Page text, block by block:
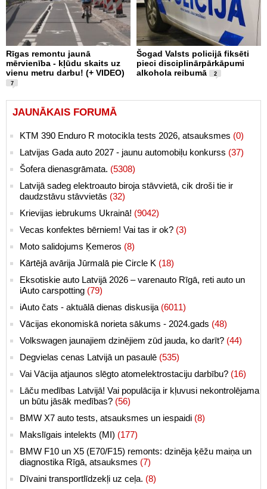
Rīgas remontu jaunā
mērvienība - kļūdu skaits uz
vienu metru darbu! (+ VIDEO)
7
Šogad Valsts policijā fiksēti
pieci disciplinārpārkāpumi
alkohola reibumā
2
JAUNĀKAIS FORUMĀ
KTM 390 Enduro R motocikla tests 2026, atsauksmes (0)
Latvijas Gada auto 2027 - jaunu automobiļu konkurss (37)
Šofera dienasgrāmata. (5308)
Latvijā sadeg elektroauto biroja stāvvietā, cik droši tie ir
daudzstāvu stāvvietās (32)
Krievijas iebrukums Ukrainā! (9042)
Vecas konfektes bērniem! Vai tas ir ok? (3)
Moto salidojums Ķemeros (8)
Kārtējā avārija Jūrmalā pie Circle K (18)
Eksotiskie auto Latvijā 2026 – varenauto Rīgā, reti auto un
iAuto carspotting (79)
iAuto čats - aktuālā dienas diskusija (6011)
Vācijas ekonomiskā norieta sākums - 2024.gads (48)
Volkswagen jaunajiem dzinējiem zūd jauda, ko darīt? (44)
Degvielas cenas Latvijā un pasaulē (535)
Vai Vācija atjaunos slēgto atomelektrostaciju darbību? (16)
Lāču medības Latvijā! Vai populācija ir kļuvusi nekontrolējama
un būtu jāsāk medības? (56)
BMW X7 auto tests, atsauksmes un iespaidi (8)
Makslīgais intelekts (MI) (177)
BMW F10 un X5 (E70/F15) remonts: dzinēja ķēžu maiņa un
diagnostika Rīgā, atsauksmes (7)
Dīvaini transportlīdzekļi uz ceļa. (8)